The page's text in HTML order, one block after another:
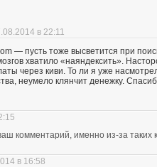
в 22:11
— пусть тоже высветится при
хватило «наяндексить».
через киви. То ли я уже
неумело клянчит денежку.
комментарий, именно из-за
в 16:58